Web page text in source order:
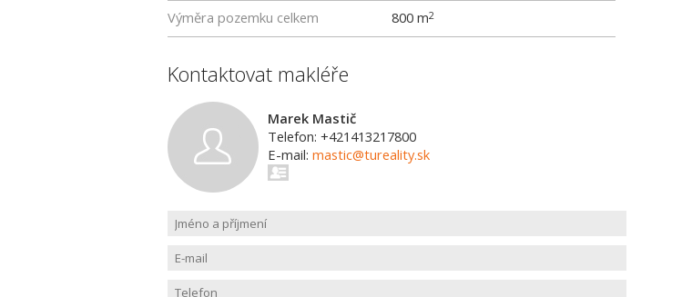
Výměra pozemku celkem
800 m2
Kontaktovat makléře
Marek Mastič
Telefon: +421413217800
E-mail: mastic@tureality.sk